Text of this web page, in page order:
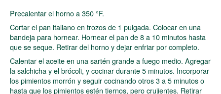
Precalentar el horno a 350 °F.
Cortar el pan italiano en trozos de 1 pulgada. Colocar en una
bandeja para hornear. Hornear el pan de 8 a 10 minutos hasta
que se seque. Retirar del horno y dejar enfriar por completo.
Calentar el aceite en una sartén grande a fuego medio. Agregar
la salchicha y el brócoli, y cocinar durante 5 minutos. Incorporar
los pimientos morrón y seguir cocinando otros 3 a 5 minutos o
hasta que los pimientos estén tiernos, pero crujientes. Retirar